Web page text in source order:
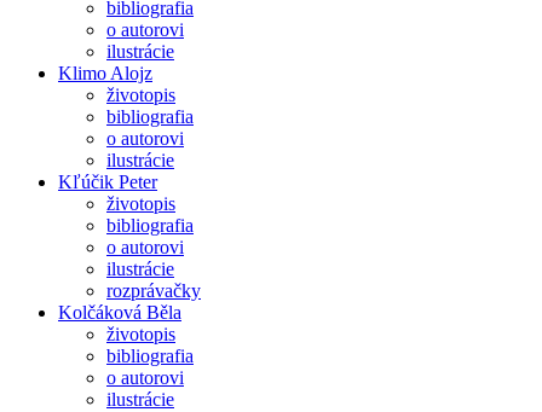
bibliografia
o autorovi
ilustrácie
Klimo Alojz
životopis
bibliografia
o autorovi
ilustrácie
Kľúčik Peter
životopis
bibliografia
o autorovi
ilustrácie
rozprávačky
Kolčáková Běla
životopis
bibliografia
o autorovi
ilustrácie